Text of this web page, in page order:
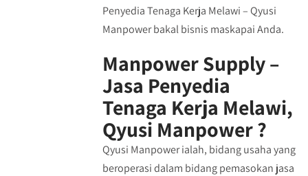
Penyedia Tenaga Kerja Melawi – Qyusi
Manpower bakal bisnis maskapai Anda.
Manpower Supply –
Jasa Penyedia
Tenaga Kerja Melawi,
Qyusi Manpower ?
Qyusi Manpower ialah, bidang usaha yang
beroperasi dalam bidang pemasokan jasa